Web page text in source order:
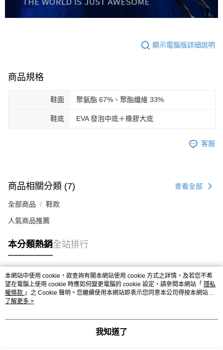
顯示電腦版詳細說明
商品規格
鞋面 聚氨酯 67%、聚酯纖維 33%
鞋底 EVA 發泡中底＋橡膠大底
客服
商品相關分類 (7) 查看全部
全部商品 鞋款
人氣商品推薦
本分類熱銷全站排行
熱門標籤
本網站中使用 cookie，欲查詢有關本網站使用 cookie 方式之詳情，及若您不希
望在電腦上使用 cookie 時應如何變更電腦的 cookie 設定，請參閱本網站「 隱私
權條款 」之 Cookie 聲明。您繼續使用本網站即表示您同意本公司得按本網站使
用條款之 Cookie 聲明使用 cookie。
了解更多 >
我知道了